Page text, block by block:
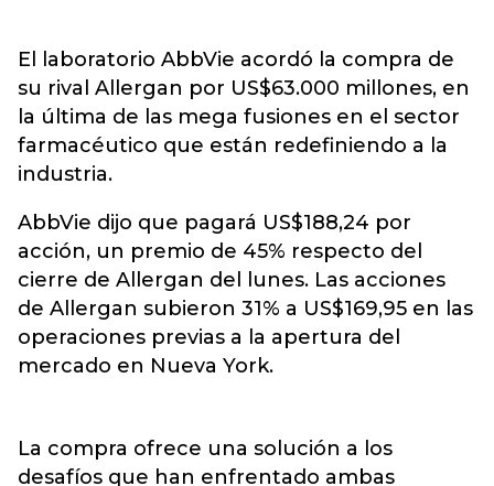
El laboratorio AbbVie acordó la compra de
su rival Allergan por US$63.000 millones, en
la última de las mega fusiones en el sector
farmacéutico que están redefiniendo a la
industria.
AbbVie dijo que pagará US$188,24 por
acción, un premio de 45% respecto del
cierre de Allergan del lunes. Las acciones
de Allergan subieron 31% a US$169,95 en las
operaciones previas a la apertura del
mercado en Nueva York.
La compra ofrece una solución a los
desafíos que han enfrentado ambas